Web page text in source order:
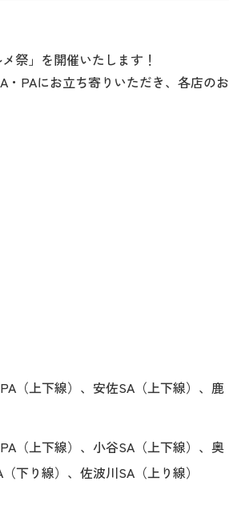
祭」を開催いたします！
PAにお立ち寄りいただき、各店のお
（上下線）、安佐SA（上下線）、鹿
（上下線）、小谷SA（上下線）、奥
下り線）、佐波川SA（上り線）